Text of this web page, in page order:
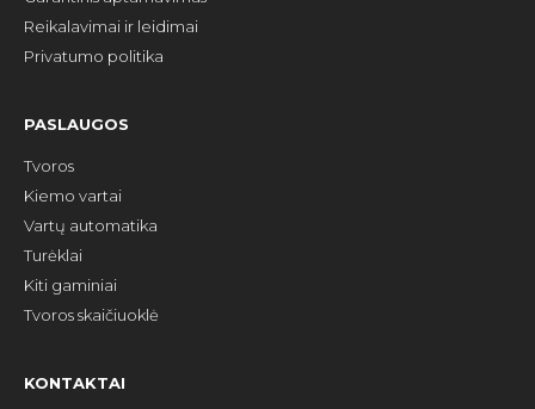
Reikalavimai ir leidimai
Privatumo politika
PASLAUGOS
Tvoros
Kiemo vartai
Vartų automatika
Turėklai
Kiti gaminiai
Tvoros skaičiuoklė
KONTAKTAI